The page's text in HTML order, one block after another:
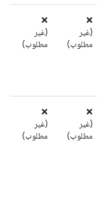
‫❌
(غير
مطلوب)
‫❌
(غير
مطلوب)
‫❌
(غير
مطلوب)
‫❌
(غير
مطلوب)